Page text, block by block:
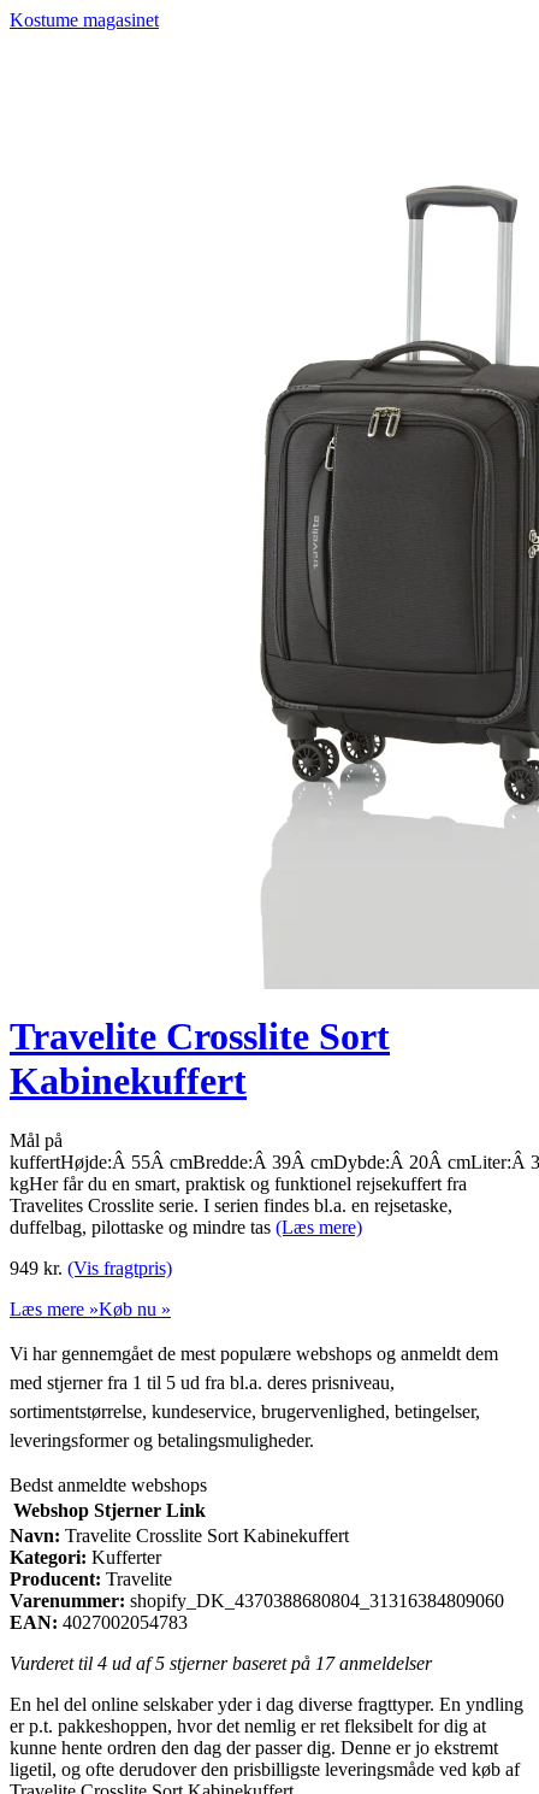
Kostume magasinet
Travelite Crosslite Sort
Kabinekuffert
Mål på
kuffertHøjde:Â 55Â cmBredde:Â 39Â cmDybde:Â 20Â cmLiter:Â
kgHer får du en smart, praktisk og funktionel rejsekuffert fra
Travelites Crosslite serie. I serien findes bl.a. en rejsetaske,
duffelbag, pilottaske og mindre tas (Læs mere)
949 kr. (Vis fragtpris)
Læs mere »Køb nu »
Vi har gennemgået de mest populære webshops og anmeldt dem
med stjerner fra 1 til 5 ud fra bl.a. deres prisniveau,
sortimentstørrelse, kundeservice, brugervenlighed, betingelser,
leveringsformer og betalingsmuligheder.
Bedst anmeldte webshops
Webshop Stjerner Link
Navn: Travelite Crosslite Sort Kabinekuffert
Kategori: Kufferter
Producent: Travelite
Varenummer: shopify_DK_4370388680804_31316384809060
EAN: 4027002054783
Vurderet til 4 ud af 5 stjerner baseret på 17anmeldelser
En hel del online selskaber yder i dag diverse fragttyper. En yndling
er p.t. pakkeshoppen, hvor det nemlig er ret fleksibelt for dig at
kunne hente ordren den dag der passer dig. Denne er jo ekstremt
ligetil, og ofte derudover den prisbilligste leveringsmåde ved køb af